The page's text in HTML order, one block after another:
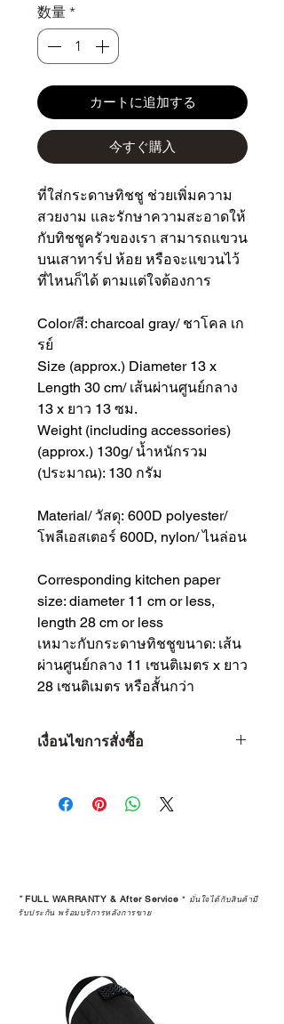
数量 *
カートに追加する
今すぐ購入
ที่ใส่กระดาษทิชชู ช่วยเพิ่มความ
สวยงาม และรักษาความสะอาดให้
กับทิชชูครัวของเรา สามารถแขวน
บนเสาทาร์ป ห้อย หรือจะแขวนไว้
ที่ไหนก็ได้ ตามแต่ใจต้องการ
Color/สี: charcoal gray/ ชาโคล เก
รย์
Size (approx.) Diameter 13 x
Length 30 cm/ เส้นผ่านศูนย์กลาง
13 x ยาว 13 ซม.
Weight (including accessories)
(approx.) 130g/ น้ำหนักรวม
(ประมาณ): 130 กรัม
Material/ วัสดุ: 600D polyester/
โพลีเอสเตอร์ 600D, nylon/ ไนล่อน
Corresponding kitchen paper
size: diameter 11 cm or less,
length 28 cm or less
เหมาะกับกระดาษทิชชูขนาด: เส้น
ผ่านศูนย์กลาง 11 เซนติเมตร x ยาว
28 เซนติเมตร หรือสั้นกว่า
เงื่อนไขการสั่งซื้อ
1 • จำกัดจำนวน 1 ท่าน ต่อ 1 ชิ้น
เท่านั้น
ลง
3 • การ Resell (พ่อค้า-แม่ค้า) สินค้าที่
รายการ 15 วัน
4 • สินค้าใดๆ ก็ตามที่ซื้อจากการ
*FULL WARRANTY & After Service * มั่นใจได้กับสินค้ามี
รับประกัน พร้อมบริการหลังการขาย